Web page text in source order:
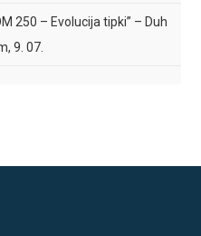
250 – Evolucija tipki” – Duh
9. 07.